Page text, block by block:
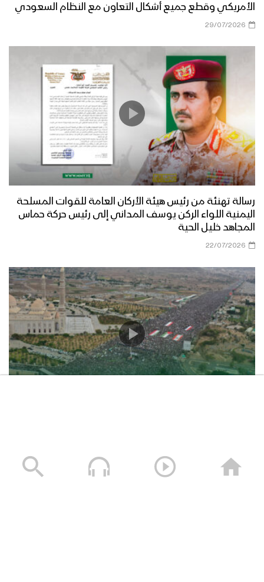
الأمريكي وقطع جميع أشكال التعاون مع النظام السعودي
29/07/2026
رسالة تهنئة من رئيس هيئة الأركان العامة للقوات المسلحة
اليمنية اللواء الركن يوسف المداني إلى رئيس حركة حماس
المجاهد خليل الحية
22/07/2026
17/07/2026